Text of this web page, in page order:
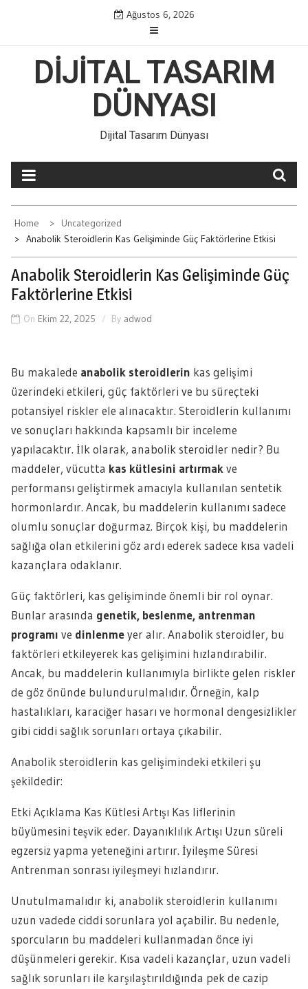
content
Ağustos 6, 2026
DIJITAL TASARIM
DÜNYASI
Dijital Tasarım Dünyası
Home
Uncategorized
Anabolik Steroidlerin Kas Gelişiminde Güç Faktörlerine Etkisi
Anabolik Steroidlerin Kas Gelişiminde Güç
Faktörlerine Etkisi
On Ekim 22, 2025 By adwod
Bu makalede anabolik steroidlerin kas gelişimi
üzerindeki etkileri, güç faktörleri ve bu süreçteki
potansiyel riskler ele alınacaktır. Steroidlerin kullanımı
ve sonuçları hakkında kapsamlı bir inceleme
yapılacaktır. İlk olarak, anabolik steroidler nedir? Bu
maddeler, vücutta kas kütlesini artırmak ve
performansı geliştirmek amacıyla kullanılan sentetik
hormonlardır. Ancak, bu maddelerin kullanımı sadece
olumlu sonuçlar doğurmaz. Birçok kişi, bu maddelerin
sağlığa olan etkilerini göz ardı ederek sadece kısa vadeli
kazançlara odaklanır.
Güç faktörleri, kas gelişiminde önemli bir rol oynar.
Bunlar arasında genetik, beslenme, antrenman
programı ve dinlenmeyer alır. Anabolik steroidler, bu
faktörleri etkileyerek kas gelişimini hızlandırabilir.
Ancak, bu maddelerin kullanımıyla birlikte gelen riskler
de göz önünde bulundurulmalıdır. Örneğin, kalp
hastalıkları, karaciğer hasarı ve hormonal dengesizlikler
gibi ciddi sağlık sorunları ortaya çıkabilir.
Anabolik steroidlerin kas gelişimindeki etkileri şu
şekildedir:
Etki Açıklama Kas Kütlesi Artışı Kas liflerinin
büyümesini teşvik eder. Dayanıklılık Artışı Uzun süreli
egzersiz yapma yeteneğini artırır. İyileşme Süresi
Antrenman sonrası iyileşmeyi hızlandırır.
Unutulmamalıdır ki, anabolik steroidlerin kullanımı
uzun vadede ciddi sorunlara yol açabilir. Bu nedenle,
sporcuların bu maddeleri kullanmadan önce iyi
düşünmeleri gerekir. Kısa vadeli kazançlar, uzun vadeli
sağlık sorunları ile karşılaştırıldığında pek de cazip